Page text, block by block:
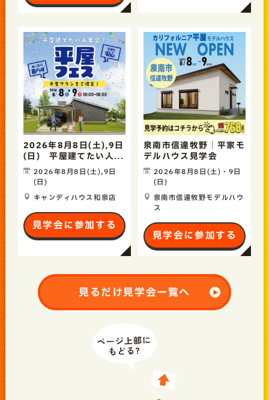
2026年8月8日(土),9日
(日) 平屋建てたい人...
2026年8月8日(土),9日
(日)
キャンディハウス和泉店
見学会に参加する
泉南市信達牧野｜平家モ
デルハウス見学会
2026年8月8日(土)・9日
(日)
泉南市信達牧野モデルハウ
ス
見学会に参加する
見るだけ見学会一覧へ